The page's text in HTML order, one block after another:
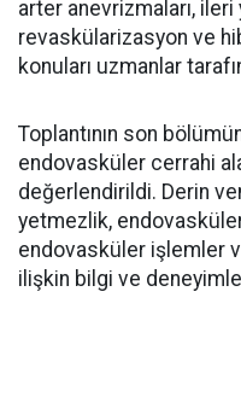
arter anevrizmaları,
revaskülarizasyon ve
konuları uzmanlar
Toplantının son
endovasküler cerrahi
değerlendirildi. Derin
yetmezlik,
endovasküler işlemler
ilişkin bilgi ve deneyimler